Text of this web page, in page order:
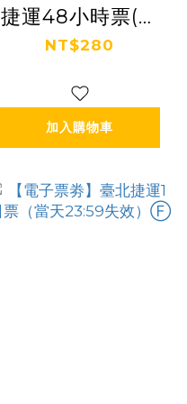
捷運48小時票(加
送好康優惠券) Ⓕ
NT$280
加入購物車